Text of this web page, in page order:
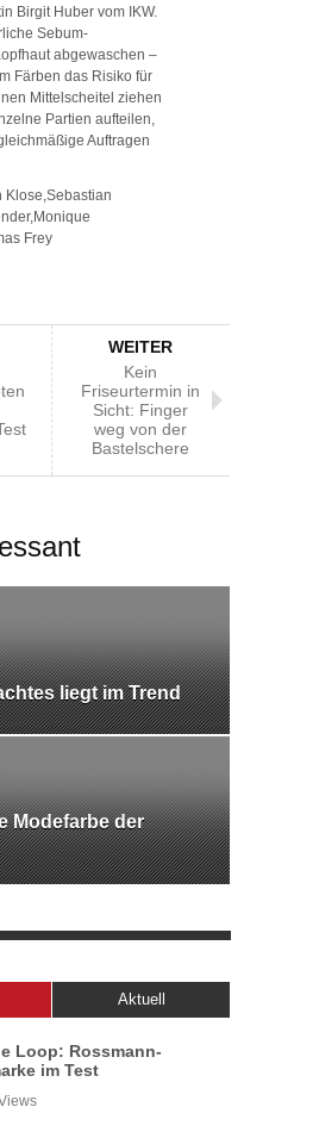
Birgit Huber vom IKW.
Sebum-
abgewaschen –
Färben das Risiko für
Mittelscheitel ziehen
Partien aufteilen,
Auftragen
Klose,Sebastian
Frey
WEITER
Kein
Friseurtermin in
Sicht: Finger
weg von der
Bastelschere
liegt im Trend
Modefarbe der
Aktuell
Loop: Rossmann-
im Test